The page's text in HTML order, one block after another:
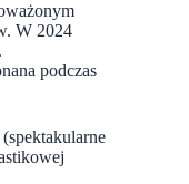
W 2024
podczas